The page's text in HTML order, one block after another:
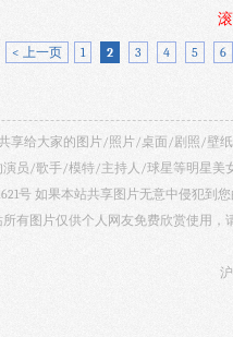
< 上一页 1 2 3 4 5 6
享给大家的图片/照片/桌面/剧照/壁
演员/歌手/模特/主持人/球星等明星美
号 如果本站共享图片无意中侵犯到
所有图片仅供个人网友免费欣赏使用